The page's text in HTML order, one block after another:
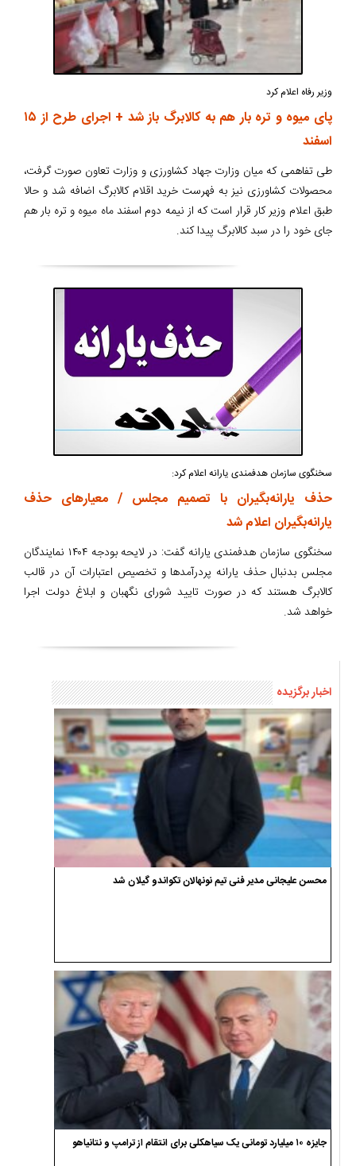
وزیر رفاه اعلام کرد
پای میوه و تره بار هم به کالابرگ باز شد + اجرای طرح از ۱۵
اسفند
طی تفاهمی که میان وزارت جهاد کشاورزی و وزارت تعاون صورت گرفت،
محصولات کشاورزی نیز به فهرست خرید اقلام کالابرگ اضافه شد و حالا
طبق اعلام وزیر کار قرار است که از نیمه دوم اسفند ماه میوه و تره بار هم
جای خود را در سبد کالابرگ پیدا کند.
سخنگوی سازمان هدفمندی یارانه اعلام کرد:
حذف یارانه‌بگیران با تصمیم مجلس / معیارهای حذف
یارانه‌بگیران اعلام شد
سخنگوی سازمان هدفمندی یارانه گفت: در لایحه بودجه ۱۴۰۴ نمایندگان
مجلس بدنبال حذف یارانه پردرآمدها و تخصیص اعتبارات آن در قالب
کالابرگ هستند که در صورت تایید شورای نگهبان و ابلاغ دولت اجرا
خواهد شد.
اخبار برگزیده
محسن علیجانی مدیر فنی تیم نونهالان تکواندو گیلان شد
جایزه ۱۰ میلیارد تومانی یک سیاهکلی برای انتقام از ترامپ و نتانیاهو